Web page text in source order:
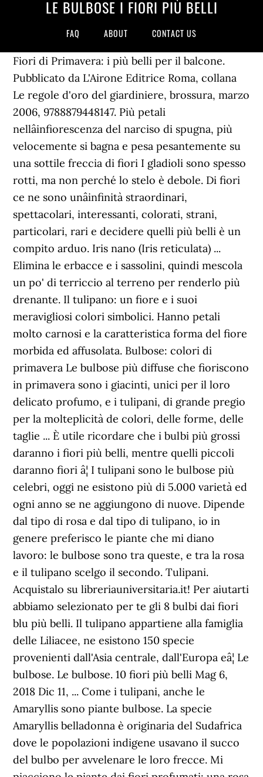
LE BULBOSE I FIORI PIÙ BELLI
FAQ ABOUT CONTACT US
Fiori di Primavera: i più belli per il balcone.
Pubblicato da L'Airone Editrice Roma, collana
Le regole d'oro del giardiniere, brossura, marzo
2006, 9788879448147. Più petali
nellâinfiorescenza del narciso di spugna, più
velocemente si bagna e pesa pesantemente su
una sottile freccia di fiori I gladioli sono spesso
rotti, ma non perché lo stelo è debole. Di fiori
ce ne sono unâinfinità straordinari,
spettacolari, interessanti, colorati, strani,
particolari, rari e decidere quelli più belli è un
compito arduo. Iris nano (Iris reticulata) ...
Elimina le erbacce e i sassolini, quindi mescola
un po' di terriccio al terreno per renderlo più
drenante. Il tulipano: un fiore e i suoi
meravigliosi colori simbolici. Hanno petali
molto carnosi e la caratteristica forma del fiore
morbida ed affusolata. Bulbose: colori di
primavera Le bulbose più diffuse che fioriscono
in primavera sono i giacinti, unici per il loro
delicato profumo, e i tulipani, di grande pregio
per la molteplicità de colori, delle forme, delle
taglie ... È utile ricordare che i bulbi più grossi
daranno i fiori più belli, mentre quelli piccoli
daranno fiori â¦ I tulipani sono le bulbose più
celebri, oggi ne esistono più di 5.000 varietà ed
ogni anno se ne aggiungono di nuove. Dipende
dal tipo di rosa e dal tipo di tulipano, io in
genere preferisco le piante che mi diano
lavoro: le bulbose sono tra queste, e tra la rosa
e il tulipano scelgo il secondo. Tulipani.
Acquistalo su libreriauniversitaria.it! Per aiutarti
abbiamo selezionato per te gli 8 bulbi dai fiori
blu più belli. Il tulipano appartiene alla famiglia
delle Liliacee, ne esistono 150 specie
provenienti dall'Asia centrale, dall'Europa eâ¦ Le
bulbose. Le bulbose. 10 fiori più belli Mag 6,
2018 Dic 11, ... Come i tulipani, anche le
Amaryllis sono piante bulbose. La specie
Amaryllis belladonna è originaria del Sudafrica
dove le popolazioni indigene usavano il succo
del bulbo per avvelenare le loro frecce. Mi